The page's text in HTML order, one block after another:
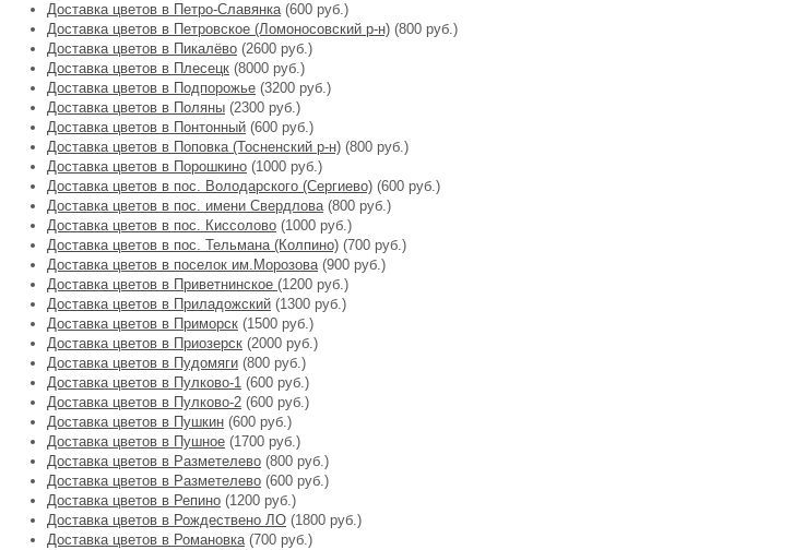
Доставка цветов в Петро-Славянка(600 руб.)
Доставка цветов в Петровское (Ломоносовский р-н) (800 руб.)
Доставка цветов в Пикалёво (2600 руб.)
Доставка цветов в Плесецк (8000 руб.)
Доставка цветов в Подпорожье (3200 руб.)
Доставка цветов в Поляны (2300 руб.)
Доставка цветов в Понтонный (600 руб.)
Доставка цветов в Поповка (Тосненский р-н) (800 руб.)
Доставка цветов в Порошкино (1000 руб.)
Доставка цветов в пос. Володарского (Сергиево) (600 руб.)
Доставка цветов в пос. имени Свердлова(800 руб.)
Доставка цветов в пос. Киссолово (1000 руб.)
Доставка цветов в пос. Тельмана (Колпино) (700 руб.)
Доставка цветов в поселок им.Морозова(900 руб.)
Доставка цветов в Приветнинское (1200 руб.)
Доставка цветов в Приладожский (1300 руб.)
Доставка цветов в Приморск (1500 руб.)
Доставка цветов в Приозерск (2000 руб.)
Доставка цветов в Пудомяги (800 руб.)
Доставка цветов в Пулково-1 (600 руб.)
Доставка цветов в Пулково-2 (600 руб.)
Доставка цветов в Пушкин (600 руб.)
Доставка цветов в Пушное (1700 руб.)
Доставка цветов в Разметелево (800 руб.)
Доставка цветов в Разметелево (600 руб.)
Доставка цветов в Репино (1200 руб.)
Доставка цветов в Рождествено ЛО (1800 руб.)
Доставка цветов в Романовка(700 руб.)